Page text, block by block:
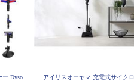
ー Dyso
アイリスオーヤマ 充電式サイクロ